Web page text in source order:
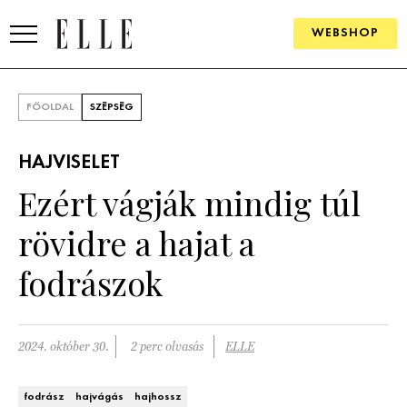
WEBSHOP
SZÉPSÉG
ÉLETMÓD
PÁRKAPCSOLAT
FŐOLDAL SZÉPSÉG
HAJVISELET
Ezért vágják mindig túl
rövidre a hajat a
fodrászok
2024. október 30. 2 perc olvasás ELLE
fodrász hajvágás hajhossz